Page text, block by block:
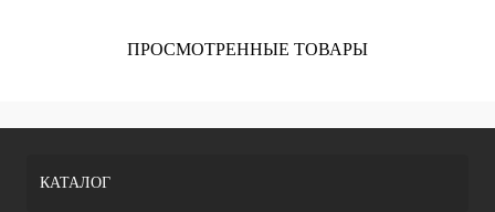
ПРОСМОТРЕННЫЕ ТОВАРЫ
КАТАЛОГ